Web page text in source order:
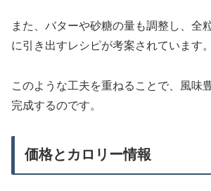
また、バターや砂糖の量も調整し、全
に引き出すレシピが考案されています。
このような工夫を重ねることで、風味
完成するのです。
価格とカロリー情報